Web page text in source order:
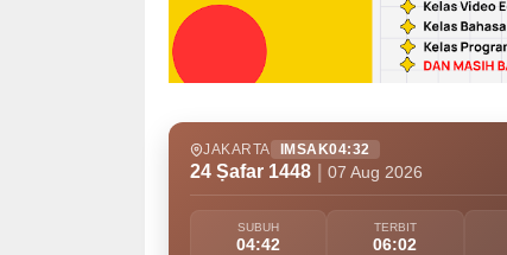
JAKARTA IMSAK04:32
24 Ṣafar 1448 07 Aug 2026
SUBUH
04:42
TERBIT
06:02